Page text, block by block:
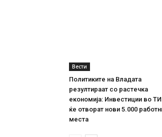
Вести
Политиките на Владата
резултираат со растечка
економија: Инвестиции во
ќе отворат нови 5.000
места